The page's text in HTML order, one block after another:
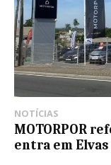
NOTÍCIAS
MOTORPOR
entra em